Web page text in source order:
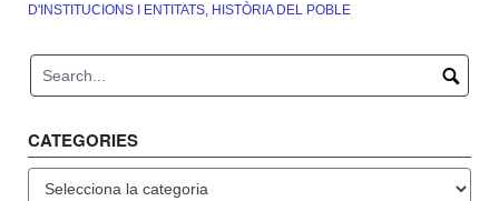
D'INSTITUCIONS I ENTITATS, HISTÒRIA DEL POBLE
CATEGORIES